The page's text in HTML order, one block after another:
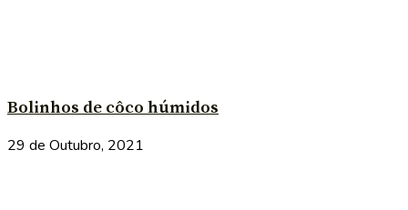
Bolinhos de côco húmidos
29 de Outubro, 2021